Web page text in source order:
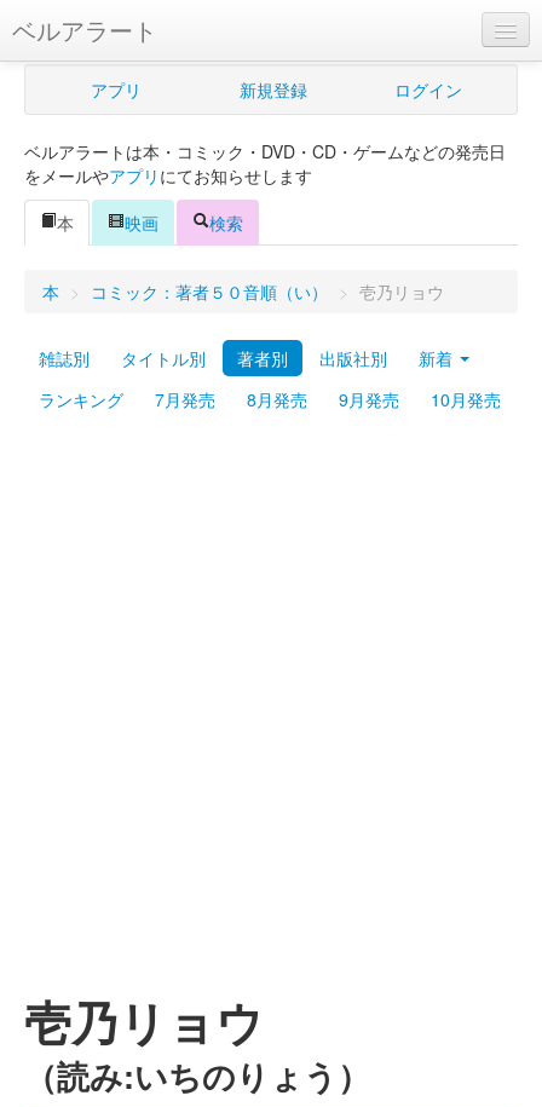
ベルアラート
ベルアラートとは
新規登録
ログイン
Myシェルフ
プレミアム
アプリ 新規登録 ログイン
ベルアラートは本・コミック・DVD・CD・ゲームなどの発売日
をメールやアプリ にてお知らせします
本
映画 検索
本 > コミック：著者５０音順（い） > 壱乃リョウ
雑誌別 タイトル別 著者別 出版社別
新着
ランキング
7月発売 8月発売 9月発売 10月発売
壱乃リョウ
（読み:いちのりょう）